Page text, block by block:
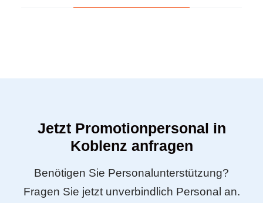
Jetzt Promotionpersonal in
Koblenz anfragen
Benötigen Sie Personalunterstützung?
Fragen Sie jetzt unverbindlich Personal an.